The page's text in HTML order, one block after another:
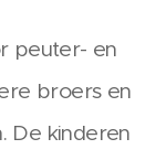
peuter- en
broers en
De kinderen